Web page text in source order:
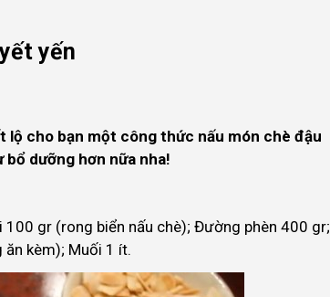
yến
lộ cho bạn một công thức nấu món chè đậu
dưỡng hơn nữa nha!
gr (rong biển nấu chè); Đường phèn 400 gr;
kèm); Muối 1 ít.